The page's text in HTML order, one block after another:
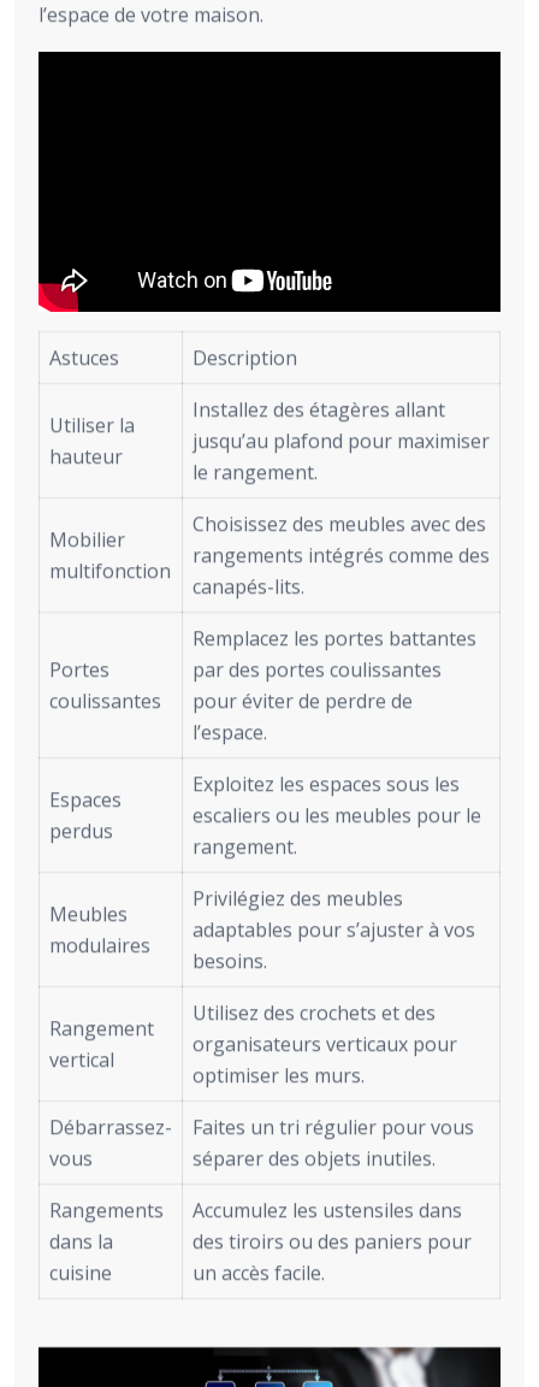
l’espace de votre maison.
Astuces Description
Utiliser la
hauteur
Installez des étagères allant
jusqu’au plafond pour maximiser
le rangement.
Mobilier
multifonction
Choisissez des meubles avec des
rangements intégrés comme des
canapés-lits.
Portes
coulissantes
Remplacez les portes battantes
par des portes coulissantes
pour éviter de perdre de
l’espace.
Espaces
perdus
Exploitez les espaces sous les
escaliers ou les meubles pour le
rangement.
Meubles
modulaires
Privilégiez des meubles
adaptables pour s’ajuster à vos
besoins.
Rangement
vertical
Utilisez des crochets et des
organisateurs verticaux pour
optimiser les murs.
Débarrassez-
vous
Faites un tri régulier pour vous
séparer des objets inutiles.
Rangements
dans la
cuisine
Accumulez les ustensiles dans
des tiroirs ou des paniers pour
un accès facile.